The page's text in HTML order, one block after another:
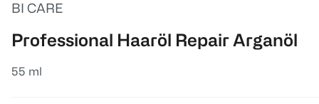
BI CARE
Professional Haaröl Repair Arganöl
55 ml